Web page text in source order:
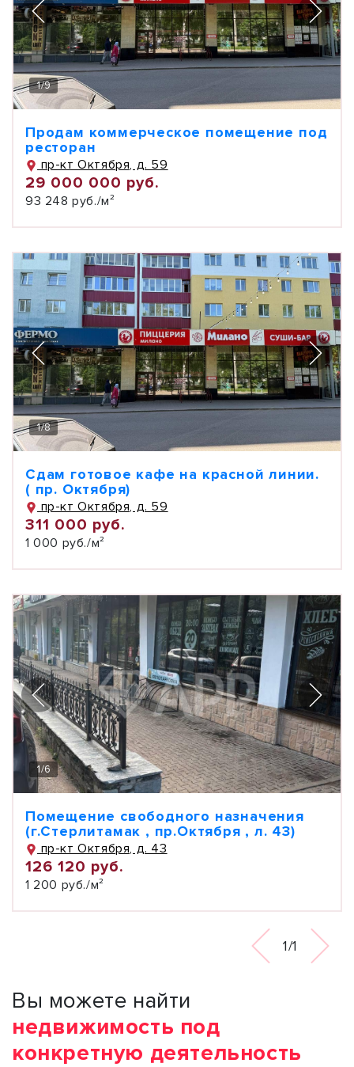
1/9
Продам коммерческое помещение под
ресторан
пр-кт Октября, д. 59
29 000 000 руб.
93 248 руб./м²
1/8
Сдам готовое кафе на красной линии.
( пр. Октября)
пр-кт Октября, д. 59
311 000 руб.
1 000 руб./м²
1/6
Помещение свободного назначения
(г.Стерлитамак , пр.Октября , л. 43)
пр-кт Октября, д. 43
126 120 руб.
1 200 руб./м²
1/1
Вы можете найти
недвижимость под
конкретную деятельность